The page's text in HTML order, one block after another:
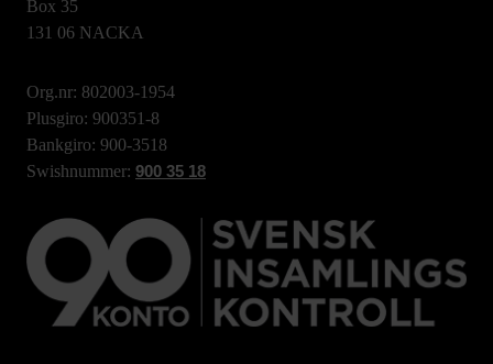
Box 35
131 06 NACKA
Org.nr: 802003-1954
Plusgiro: 900351-8
Bankgiro: 900-3518
Swishnummer: 900 35 18